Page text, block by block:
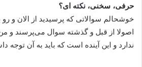
حرفی، سخنی، نکته ای؟
خوشحالم سوالاتی که پرسیدید از الان و رو
اصولا از قبل و گذشته سوال می‌پرسند و
ندارد و این آینده است که باید به آن توجه